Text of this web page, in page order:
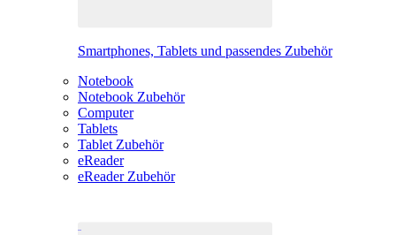
Smartphones, Tablets und passendes Zubehör
Notebook
Notebook Zubehör
Computer
Tablets
Tablet Zubehör
eReader
eReader Zubehör